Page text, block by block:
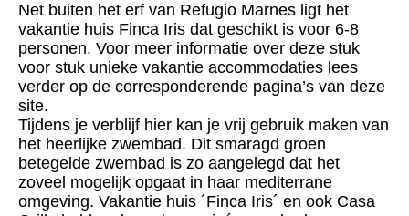
Net buiten het erf van Refugio Marnes ligt het
vakantie huis Finca Iris dat geschikt is voor 6-8
personen. Voor meer informatie over deze stuk
voor stuk unieke vakantie accommodaties lees
verder op de corresponderende pagina’s van deze
site.
Tijdens je verblijf hier kan je vrij gebruik maken van
het heerlijke zwembad. Dit smaragd groen
betegelde zwembad is zo aangelegd dat het
zoveel mogelijk opgaat in haar mediterrane
omgeving. Vakantie huis ´Finca Iris´ en ook Casa